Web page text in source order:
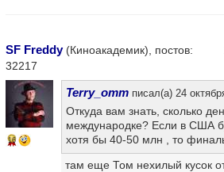
SF Freddy(Киноакадемик), постов:
32217
16
Terry_omm писал(а) 24
Откуда вам знать, сколько
международке? Если в США
хотя бы 40-50 млн , то
там еще Том нехилый кусок